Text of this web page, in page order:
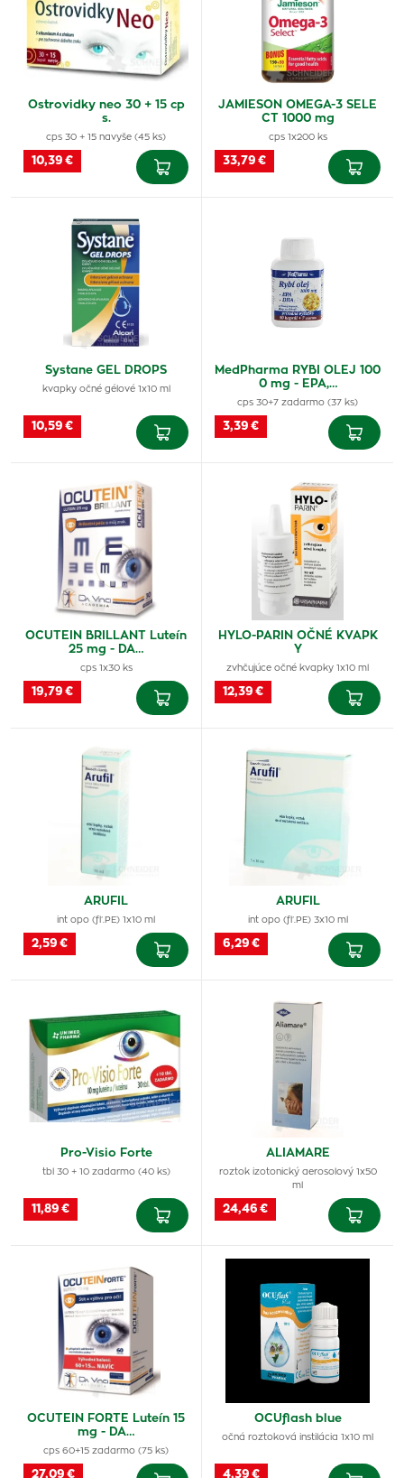
Ostrovidky neo 30 + 15 cp
s.
cps 30 + 15 navyše (45 ks)
10,39 €
JAMIESON OMEGA-3 SELE
CT 1000 mg
cps 1x200 ks
33,79 €
Systane GEL DROPS
kvapky očné gélové 1x10 ml
10,59 €
MedPharma RYBI OLEJ 100
0 mg - EPA,…
cps 30+7 zadarmo (37 ks)
3,39 €
OCUTEIN BRILLANT Luteín
25 mg - DA…
cps 1x30 ks
19,79 €
HYLO-PARIN OČNÉ KVAPK
Y
zvhčujúce očné kvapky 1x10 ml
12,39 €
ARUFIL
int opo (fľ.PE) 1x10 ml
2,59 €
ARUFIL
int opo (fľ.PE) 3x10 ml
6,29 €
Pro-Visio Forte
tbl 30 + 10 zadarmo (40 ks)
11,89 €
ALIAMARE
roztok izotonický aerosolový 1x50
ml
24,46 €
OCUTEIN FORTE Luteín 15
mg - DA…
cps 60+15 zadarmo (75 ks)
27,09 €
OCUflash blue
očná roztoková instilácia 1x10 ml
4,39 €